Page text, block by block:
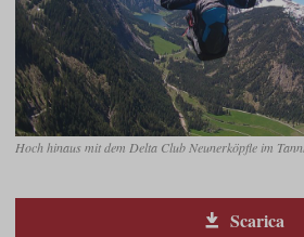
Hoch hinaus mit dem Delta Club Neunerköpfle im
Scarica